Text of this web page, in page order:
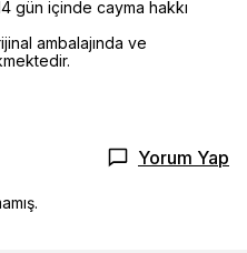
gün içinde cayma hakkı
ambalajında ve
Yorum Yap